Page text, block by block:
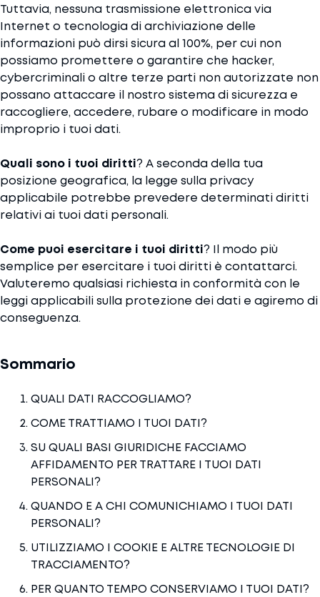
Tuttavia, nessuna trasmissione elettronica via
Internet o tecnologia di archiviazione delle
informazioni può dirsi sicura al 100%, per cui non
possiamo promettere o garantire che hacker,
cybercriminali o altre terze parti non autorizzate non
possano attaccare il nostro sistema di sicurezza e
raccogliere, accedere, rubare o modificare in modo
improprio i tuoi dati.
Quali sono i tuoi diritti? A seconda della tua
posizione geografica, la legge sulla privacy
applicabile potrebbe prevedere determinati diritti
relativi ai tuoi dati personali.
Come puoi esercitare i tuoi diritti? Il modo più
semplice per esercitare i tuoi diritti è contattarci.
Valuteremo qualsiasi richiesta in conformità con le
leggi applicabili sulla protezione dei dati e agiremo di
conseguenza.
Sommario
QUALI DATI RACCOGLIAMO?
COME TRATTIAMO I TUOI DATI?
SU QUALI BASI GIURIDICHE FACCIAMO
AFFIDAMENTO PER TRATTARE I TUOI DATI
PERSONALI?
QUANDO E A CHI COMUNICHIAMO I TUOI DATI
PERSONALI?
UTILIZZIAMO I COOKIE E ALTRE TECNOLOGIE DI
TRACCIAMENTO?
PER QUANTO TEMPO CONSERVIAMO I TUOI DATI?